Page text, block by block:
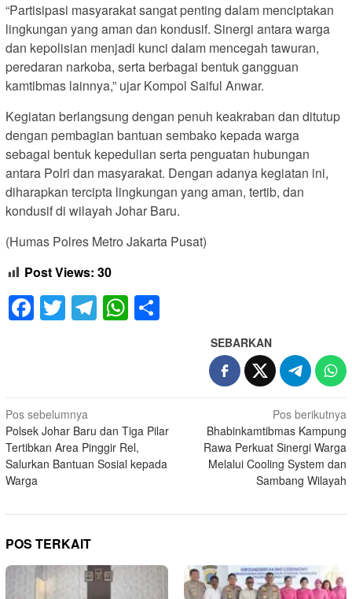
“Partisipasi masyarakat sangat penting dalam menciptakan
lingkungan yang aman dan kondusif. Sinergi antara warga
dan kepolisian menjadi kunci dalam mencegah tawuran,
peredaran narkoba, serta berbagai bentuk gangguan
kamtibmas lainnya,” ujar Kompol Saiful Anwar.
Kegiatan berlangsung dengan penuh keakraban dan ditutup
dengan pembagian bantuan sembako kepada warga
sebagai bentuk kepedulian serta penguatan hubungan
antara Polri dan masyarakat. Dengan adanya kegiatan ini,
diharapkan tercipta lingkungan yang aman, tertib, dan
kondusif di wilayah Johar Baru.
(Humas Polres Metro Jakarta Pusat)
Post Views: 30
Facebook
TwitterTelegram
WhatsApp
SEBARKAN
Navigasi
pos
Pos sebelumnya
Polsek Johar Baru dan Tiga Pilar
Tertibkan Area Pinggir Rel,
Salurkan Bantuan Sosial kepada
Warga
Pos berikutnya
Bhabinkamtibmas Kampung
Rawa Perkuat Sinergi Warga
Melalui Cooling System dan
Sambang Wilayah
POS TERKAIT